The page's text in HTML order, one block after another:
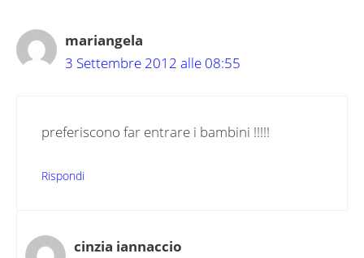
mariangela
3 Settembre 2012 alle 08:55
preferiscono far entrare i bambini !!!!!
Rispondi
cinzia iannaccio